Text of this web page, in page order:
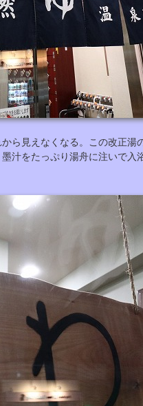
ら見えなくなる。この改正湯
汁をたっぷり湯舟に注いで入